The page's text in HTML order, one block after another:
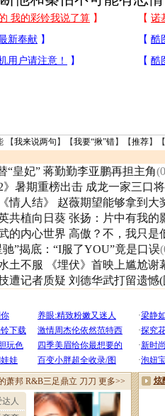
【我来说两句 】【我要“揪”错】【推荐】
“皇妃” 蒋勤勤李亚鹏再担主角
》暑期重榜出击 成龙一家三口
情人结》 赵薇期望能够拿到大
共植向日葵 张扬：片中有我的
的内心世界 高傲？不，我只是
”揭底：“I服了YOU”竟是口误
土不服 《埋伏》首映上尴尬谢
遭记者质疑 刘德华武打留遗憾